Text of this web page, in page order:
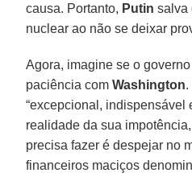
causa. Portanto, Putin salva
nuclear ao não se deixar
Agora, imagine se o
paciência comWashington.
“excepcional, indispensável
realidade da sua
precisa fazer é despejar no
financeiros maciços